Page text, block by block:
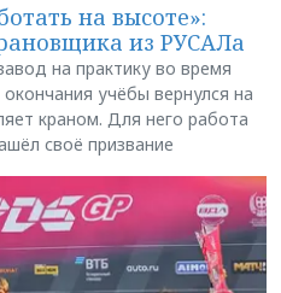
на высоте»:
из РУСАЛа
на практику во время
учёбы вернулся на
краном. Для него работа
своё призвание